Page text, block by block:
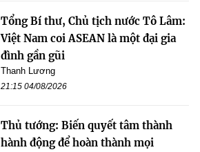
Tổng Bí thư, Chủ tịch nước Tô Lâm:
Việt Nam coi ASEAN là một đại gia
đình gần gũi
Thanh Lương
21:15 04/08/2026
Thủ tướng: Biến quyết tâm thành
hành động để hoàn thành mọi